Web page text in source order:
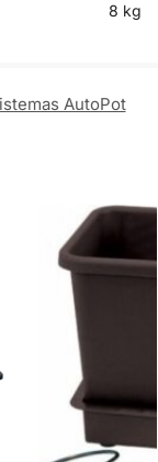
8 kg
AutoPot